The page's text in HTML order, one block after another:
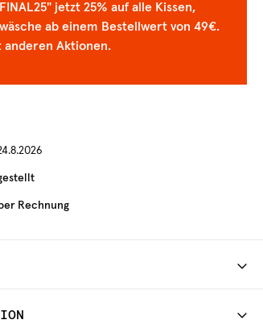
jetzt 25% auf alle Kissen,
ab einem Bestellwert von 49€.
Aktionen.
Rechnung